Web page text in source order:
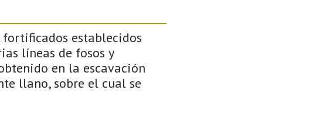
fortificados establecidos
líneas de fosos y
en la escavación
llano, sobre el cual se